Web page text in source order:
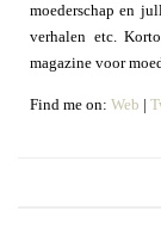
moederschap en
verhalen etc.
magazine voor
Find me on: Web |